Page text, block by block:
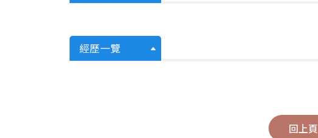
經歷一覽
回上頁